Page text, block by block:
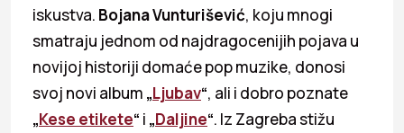
iskustva. Bojana Vunturišević, koju mnogi
smatraju jednom od najdragocenijih pojava u
novijoj historiji domaće pop muzike, donosi
svoj novi album „Ljubav“, ali i dobro poznate
„Kese etikete“ i „Daljine“. Iz Zagreba stižu